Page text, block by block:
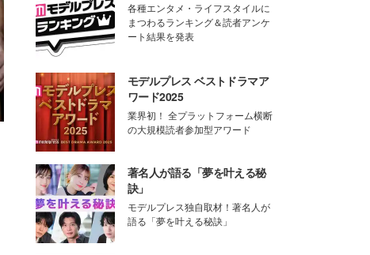
各種エンタメ・ライフスタイルに
まつわるランキング＆読者アンケ
ート結果を発表
モデルプレス ベストドラマア
ワード2025
業界初！ 全プラットフォーム横断
の大規模読者参加型アワード
著名人が語る「夢を叶える秘
訣」
モデルプレス独自取材！著名人が
語る「夢を叶える秘訣」